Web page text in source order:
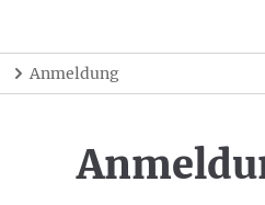
Anmeldung